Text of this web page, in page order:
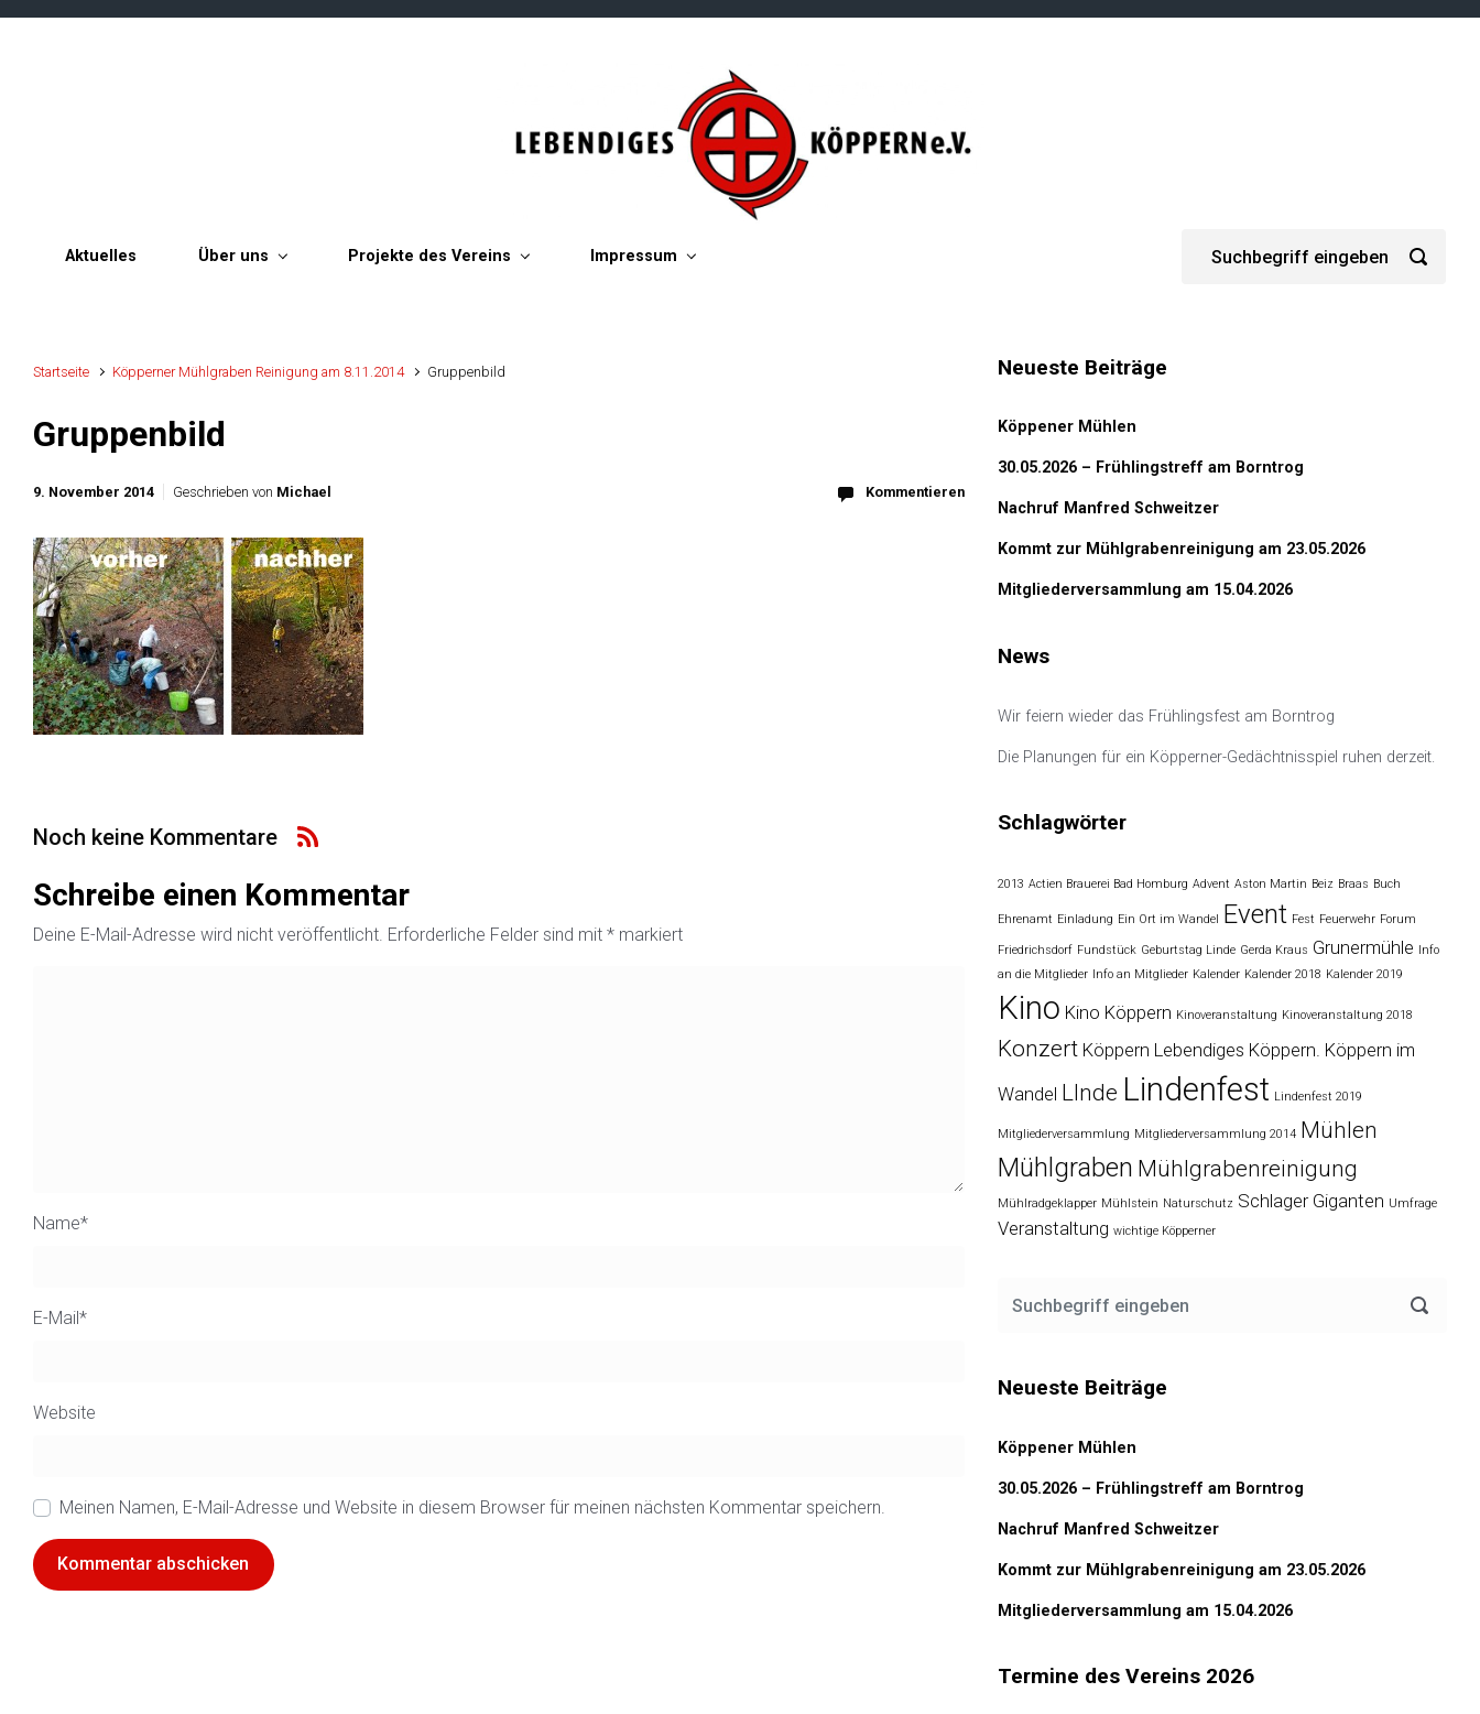
Zum Hauptinhalt springen
Aktuelles Über uns Projekte des Vereins Impressum
Startseite Köpperner Mühlgraben Reinigung am 8.11.2014 Gruppenbild
Gruppenbild
9. November 2014 Geschrieben von Michael Kommentieren
Noch keine Kommentare
Schreibe einen Kommentar
Deine E-Mail-Adresse wird nicht veröffentlicht. Erforderliche Felder sind mit * markiert
Name*
E-Mail*
Website
Meinen Namen, E-Mail-Adresse und Website in diesem Browser für meinen nächsten Kommentar speichern.
Neueste Beiträge
Köppener Mühlen
30.05.2026 – Frühlingstreff am Borntrog
Nachruf Manfred Schweitzer
Kommt zur Mühlgrabenreinigung am 23.05.2026
Mitgliederversammlung am 15.04.2026
News
Wir feiern wieder das Frühlingsfest am Borntrog
Die Planungen für ein Köpperner-Gedächtnisspiel ruhen derzeit.
Schlagwörter
2013 Actien Brauerei Bad Homburg Advent Aston Martin Beiz Braas Buch
Ehrenamt Einladung Ein Ort im Wandel Event Fest Feuerwehr Forum
Friedrichsdorf Fundstück Geburtstag Linde Gerda Kraus Grunermühle
Info
an die Mitglieder
Info an Mitglieder Kalender Kalender 2018 Kalender 2019
Kino Kino Köppern Kinoveranstaltung Kinoveranstaltung 2018
Konzert Köppern Lebendiges Köppern. Köppern im
Wandel LInde Lindenfest Lindenfest 2019
Mitgliederversammlung Mitgliederversammlung 2014 Mühlen
Mühlgraben Mühlgrabenreinigung
Mühlradgeklapper Mühlstein Naturschutz Schlager Giganten Umfrage
Veranstaltung wichtige Köpperner
Neueste Beiträge
Köppener Mühlen
30.05.2026 – Frühlingstreff am Borntrog
Nachruf Manfred Schweitzer
Kommt zur Mühlgrabenreinigung am 23.05.2026
Mitgliederversammlung am 15.04.2026
Termine des Vereins 2026